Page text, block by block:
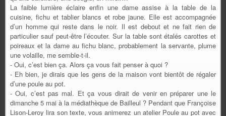
La faible lumière éclaire enfin une dame assise à la table de la
cuisine, fichu et tablier blancs et robe jaune. Elle est accompagnée
d’un homme qui reste dans le noir. Il est debout et ne fait rien de
particulier sauf peut-être l’écouter. Sur la table sont étalés carottes et
poireaux et la dame au fichu blanc, probablement la servante, plume
une volaille, me semble-t-il.
- Oui, c’est bien ça. Alors ça vous fait penser à quoi ?
- Eh bien, je dirais que les gens de la maison vont bientôt de régaler
d’une poule au pot.
- Oui, c’est pas mal. Et ça vous dirait de venir en préparer une le
dimanche 5 mai à la médiathèque de Bailleul ? Pendant que Françoise
Lison-Leroy lira son texte, vous animerez un atelier Poule au pot avec